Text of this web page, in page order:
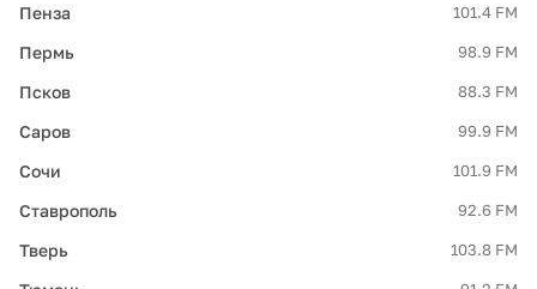
Пенза 101.4 FM
Пермь 98.9 FM
Псков 88.3 FM
Саров 99.9 FM
Сочи 101.9 FM
Ставрополь 92.6 FM
Тверь 103.8 FM